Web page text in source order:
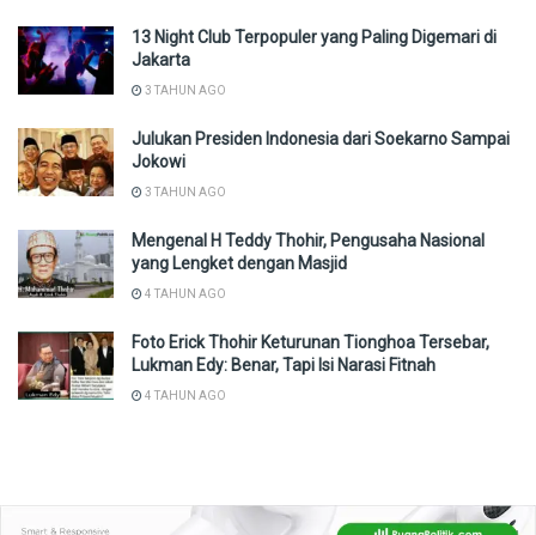
13 Night Club Terpopuler yang Paling Digemari di
Jakarta
3 TAHUN AGO
Julukan Presiden Indonesia dari Soekarno Sampai
Jokowi
3 TAHUN AGO
Mengenal H Teddy Thohir, Pengusaha Nasional
yang Lengket dengan Masjid
4 TAHUN AGO
Foto Erick Thohir Keturunan Tionghoa Tersebar,
Lukman Edy: Benar, Tapi Isi Narasi Fitnah
4 TAHUN AGO